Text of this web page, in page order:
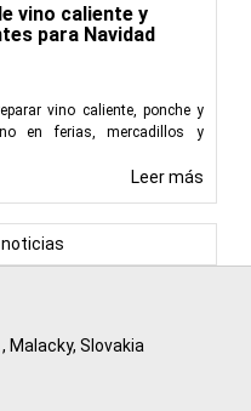
vino caliente y
para Navidad
vino caliente, ponche y
en ferias, mercadillos y
Leer más
Malacky, Slovakia